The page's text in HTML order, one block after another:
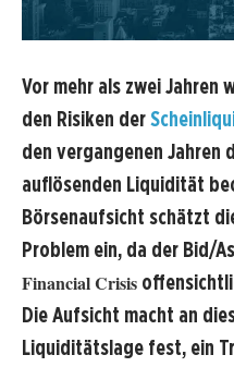
Vor mehr als zwei Jahren
den Risiken der
den vergangenen Jahren
auflösenden Liquidität
Börsenaufsicht schätzt
Problem ein, da der Bid/
Financial Crisis
Die Aufsicht macht an
Liquiditätslage fest, ein